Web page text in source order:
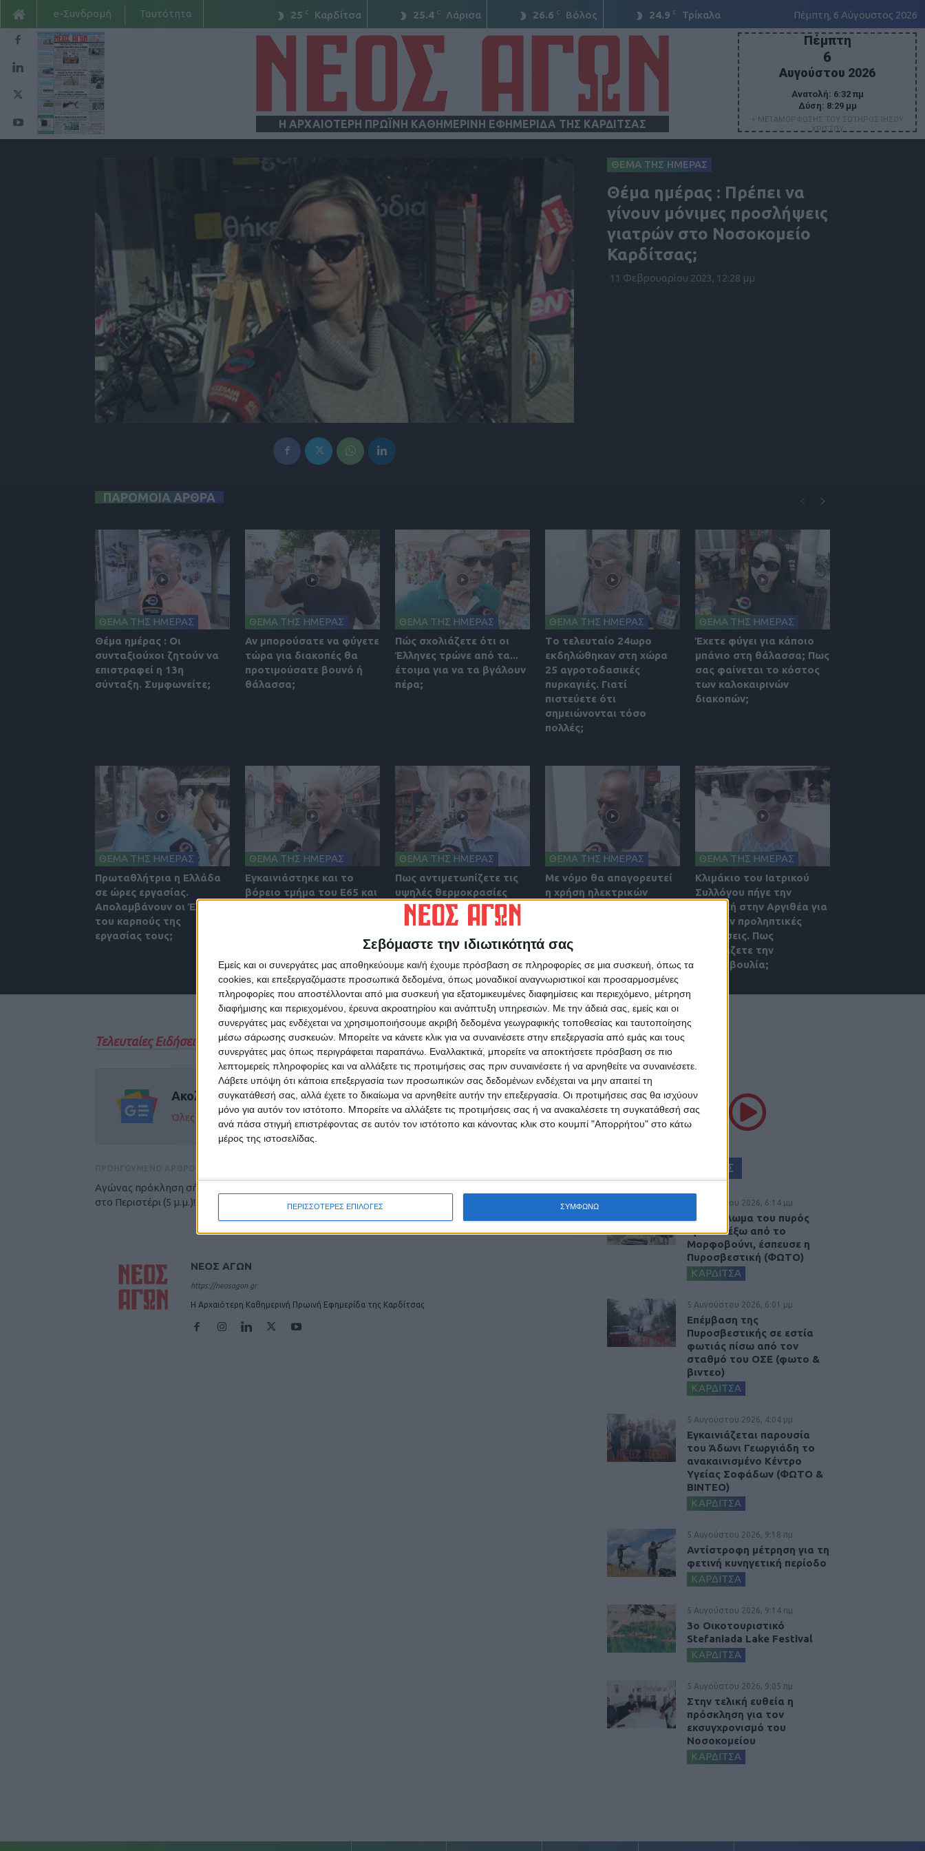
Σεβόμαστε την ιδιωτικότητά σας
Εμείς και οι συνεργάτες μας αποθηκεύουμε και/ή έχουμε πρόσβαση σε πληροφορίες σε μια συσκευή, όπως τα
cookies, και επεξεργαζόμαστε προσωπικά δεδομένα, όπως μοναδικοί αναγνωριστικοί και προσαρμοσμένες
πληροφορίες που αποστέλλονται από μια συσκευή για εξατομικευμένες διαφημίσεις και περιεχόμενο, μέτρηση
διαφήμισης και περιεχομένου, έρευνα ακροατηρίου και ανάπτυξη υπηρεσιών. Με την άδειά σας, εμείς και οι
συνεργάτες μας ενδέχεται να χρησιμοποιήσουμε ακριβή δεδομένα γεωγραφικής τοποθεσίας και ταυτοποίησης
μέσω σάρωσης συσκευών. Μπορείτε να κάνετε κλικ για να συναινέσετε στην επεξεργασία από εμάς και τους
συνεργάτες μας όπως περιγράφεται παραπάνω. Εναλλακτικά, μπορείτε να αποκτήσετε πρόσβαση σε πιο
λεπτομερείς πληροφορίες και να αλλάξετε τις προτιμήσεις σας πριν συναινέσετε ή να αρνηθείτε να συναινέσετε.
Λάβετε υπόψη ότι κάποια επεξεργασία των προσωπικών σας δεδομένων ενδέχεται να μην απαιτεί τη
συγκατάθεσή σας, αλλά έχετε το δικαίωμα να αρνηθείτε αυτήν την επεξεργασία. Οι προτιμήσεις σας θα ισχύουν
μόνο για αυτόν τον ιστότοπο. Μπορείτε να αλλάξετε τις προτιμήσεις σας ή να ανακαλέσετε τη συγκατάθεσή σας
ανά πάσα στιγμή επιστρέφοντας σε αυτόν τον ιστότοπο και κάνοντας κλικ στο κουμπί "Απορρήτου" στο κάτω
μέρος της ιστοσελίδας.
ΠΕΡΙΣΣΟΤΕΡΕΣ ΕΠΙΛΟΓΕΣ ΣΥΜΦΩΝΩ
25 C Καρδίτσα 25.4 C Λάρισα 26.6 C Βόλος 24.9 C Τρίκαλα Πέμπτη, 6 Αύγουστος 2026
e-Συνδρομή Ταυτότητα
Η ΑΡΧΑΙΟΤΕΡΗ ΠΡΩΪΝΗ ΚΑΘΗΜΕΡΙΝΗ ΕΦΗΜΕΡΙΔΑ ΤΗΣ ΚΑΡΔΙΤΣΑΣ
Πέμπτη
6
Αυγούστου 2026
Ανατολή: 6:32 πμ
Δύση: 8:29 μμ
+ ΜΕΤΑΜΟΡΦΩΣΗΣ ΤΟΥ ΣΩΤΗΡΟΣ ΙΗΣΟΥ
ΧΡΙΣΤΟΥ
ΘΕΜΑ ΤΗΣ ΗΜΕΡΑΣ
Θέμα ημέρας : Πρέπει να
γίνουν μόνιμες προσλήψεις
γιατρών στο Νοσοκομείο
Καρδίτσας;
11 Φεβρουαρίου 2023, 12:28 μμ
ΠΑΡΟΜΟΙΑ ΑΡΘΡΑ
ΘΕΜΑ ΤΗΣ ΗΜΕΡΑΣ
Θέμα ημέρας : Οι
συνταξιούχοι ζητούν να
επιστραφεί η 13η
σύνταξη. Συμφωνείτε;
ΘΕΜΑ ΤΗΣ ΗΜΕΡΑΣ
Αν μπορούσατε να φύγετε
τώρα για διακοπές θα
προτιμούσατε βουνό ή
θάλασσα;
ΘΕΜΑ ΤΗΣ ΗΜΕΡΑΣ
Πώς σχολιάζετε ότι οι
Έλληνες τρώνε από τα...
έτοιμα για να τα βγάλουν
πέρα;
ΘΕΜΑ ΤΗΣ ΗΜΕΡΑΣ
Tο τελευταίο 24ωρο
εκδηλώθηκαν στη χώρα
25 αγροτοδασικές
πυρκαγιές. Γιατί
πιστεύετε ότι
σημειώνονται τόσο
πολλές;
ΘΕΜΑ ΤΗΣ ΗΜΕΡΑΣ
Έχετε φύγει για κάποιο
μπάνιο στη θάλασσα; Πως
σας φαίνεται το κόστος
των καλοκαιρινών
διακοπών;
ΘΕΜΑ ΤΗΣ ΗΜΕΡΑΣ
Πρωταθλήτρια η Ελλάδα
σε ώρες εργασίας.
Aπολαμβάνουν οι Έλληνες
του καρπούς της
εργασίας τους;
ΘΕΜΑ ΤΗΣ ΗΜΕΡΑΣ
Εγκαινιάστηκε και το
βόρειο τμήμα του Ε65 και
ΘΕΜΑ ΤΗΣ ΗΜΕΡΑΣ
Πως αντιμετωπίζετε τις
υψηλές θερμοκρασίες
των ημερών;
ΘΕΜΑ ΤΗΣ ΗΜΕΡΑΣ
Με νόμο θα απαγορευτεί
η χρήση ηλεκτρικών
ΘΕΜΑ ΤΗΣ ΗΜΕΡΑΣ
Κλιμάκιο του Ιατρικού
Συλλόγου πήγε την
Κυριακή στην Αργιθέα για
δωρεάν προληπτικές
εξετάσεις. Πως
σχολιάζετε την
πρωτοβουλία;
Τελευταίες Ειδήσεις Σήμερα
Ακολούθησε την εφημερίδα ΝΕΟΣ ΑΓΩΝ στο Google News!
Όλες οι εξελίξεις στην περιοχή της Καρδίτσας και ευρύτερα της Θεσσαλίας
Αγώνας πρόκληση σήμερα για τον ΑΣΚ κόντρα
στο Περιστέρι (5 μ.μ.)!
κατάθεση ψυχής (86-80)!!!
ΝΕΟΣ ΑΓΩΝ
https://neosagon.gr
Η Αρχαιότερη Καθημερινή Πρωινή Εφημερίδα της Καρδίτσας
ΘΕΣΣΑΛΙΑ FM
ΑΚΟΥΣΤΕ ΖΩΝΤΑΝΑ
ΕΠΙΚΕΦΑΛΗΣ ΕΙΔΗΣΕΙΣ
5 Αυγούστου 2026, 6:14 μμ
Παρανάλωμα του πυρός
έγινε ΙΧ έξω από το
Μορφοβούνι, έσπευσε η
Πυροσβεστική (ΦΩΤΟ)
ΚΑΡΔΙΤΣΑ
5 Αυγούστου 2026, 6:01 μμ
Επέμβαση της
Πυροσβεστικής σε εστία
φωτιάς πίσω από τον
σταθμό του ΟΣΕ (φωτο &
βιντεο)
ΚΑΡΔΙΤΣΑ
5 Αυγούστου 2026, 4:04 μμ
Εγκαινιάζεται παρουσία
του Άδωνι Γεωργιάδη το
ανακαινισμένο Κέντρο
Υγείας Σοφάδων (ΦΩΤΟ &
ΒΙΝΤΕΟ)
ΚΑΡΔΙΤΣΑ
5 Αυγούστου 2026, 9:18 πμ
Αντίστροφη μέτρηση για τη
φετινή κυνηγετική περίοδο
ΚΑΡΔΙΤΣΑ
5 Αυγούστου 2026, 9:14 πμ
3ο Οικοτουριστικό
Stefaniada Lake Festival
ΚΑΡΔΙΤΣΑ
5 Αυγούστου 2026, 9:05 πμ
Στην τελική ευθεία η
πρόσκληση για τον
εκσυγχρονισμό του
Νοσοκομείου
ΚΑΡΔΙΤΣΑ